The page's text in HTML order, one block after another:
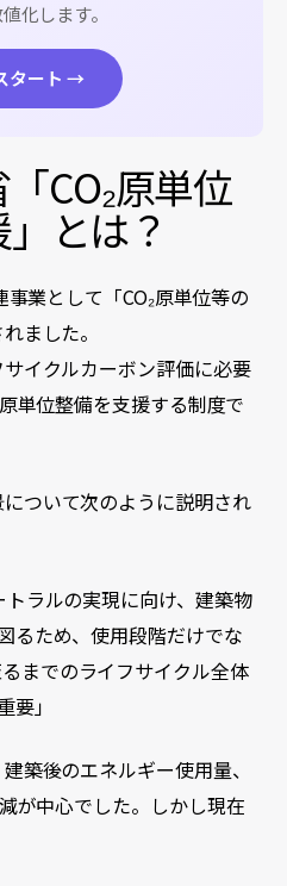
化します。
タート →
CO₂原単位
とは？
業として「CO₂原単位等の
ました。
イクルカーボン評価に必要
単位整備を支援する制度で
ついて次のように説明され
トラルの実現に向け、建築物
るため、使用段階だけでな
までのライフサイクル全体
要」
築後のエネルギー使用量、
が中心でした。 しかし現在